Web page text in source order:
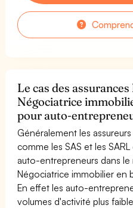
Le cas des
Négociatrice
pour auto-
Généralement les
comme les SAS et les
auto-entrepreneurs dans
Négociatrice immobilier en
En effet les auto-
volumes d'activité plus